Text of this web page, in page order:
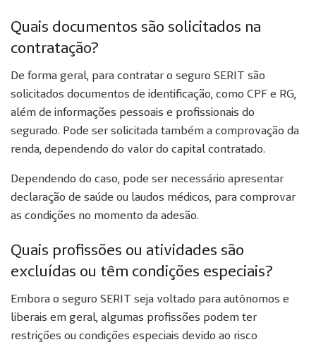
Quais documentos são solicitados na
contratação?
De forma geral, para contratar o seguro SERIT são
solicitados documentos de identificação, como CPF e RG,
além de informações pessoais e profissionais do
segurado. Pode ser solicitada também a comprovação da
renda, dependendo do valor do capital contratado.
Dependendo do caso, pode ser necessário apresentar
declaração de saúde ou laudos médicos, para comprovar
as condições no momento da adesão.
Quais profissões ou atividades são
excluídas ou têm condições especiais?
Embora o seguro SERIT seja voltado para autônomos e
liberais em geral, algumas profissões podem ter
restrições ou condições especiais devido ao risco